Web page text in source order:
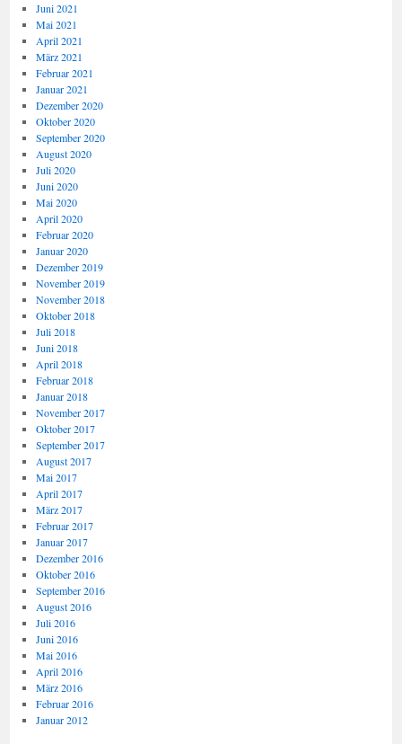
Juni 2021
Mai 2021
April 2021
März 2021
Februar 2021
Januar 2021
Dezember 2020
Oktober 2020
September 2020
August 2020
Juli 2020
Juni 2020
Mai 2020
April 2020
Februar 2020
Januar 2020
Dezember 2019
November 2019
November 2018
Oktober 2018
Juli 2018
Juni 2018
April 2018
Februar 2018
Januar 2018
November 2017
Oktober 2017
September 2017
August 2017
Mai 2017
April 2017
März 2017
Februar 2017
Januar 2017
Dezember 2016
Oktober 2016
September 2016
August 2016
Juli 2016
Juni 2016
Mai 2016
April 2016
März 2016
Februar 2016
Januar 2012